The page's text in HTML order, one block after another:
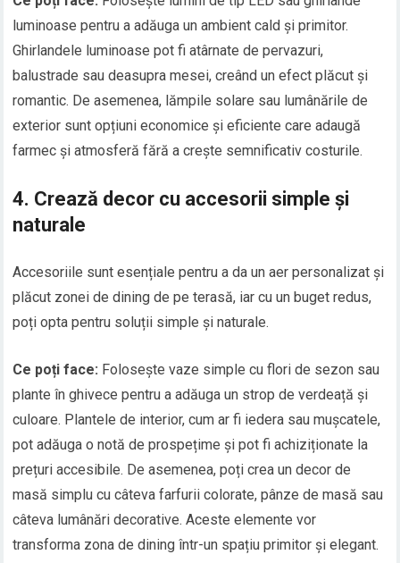
luminoase pentru a adăuga un ambient cald și primitor.
Ghirlandele luminoase pot fi atârnate de pervazuri,
balustrade sau deasupra mesei, creând un efect plăcut și
romantic. De asemenea, lămpile solare sau lumânările de
exterior sunt opțiuni economice și eficiente care adaugă
farmec și atmosferă fără a crește semnificativ costurile.
4. Crează decor cu accesorii simple și
naturale
Accesoriile sunt esențiale pentru a da un aer personalizat și
plăcut zonei de dining de pe terasă, iar cu un buget redus,
poți opta pentru soluții simple și naturale.
Ce poți face: Folosește vaze simple cu flori de sezon sau
plante în ghivece pentru a adăuga un strop de verdeață și
culoare. Plantele de interior, cum ar fi iedera sau mușcatele,
pot adăuga o notă de prospețime și pot fi achiziționate la
prețuri accesibile. De asemenea, poți crea un decor de
masă simplu cu câteva farfurii colorate, pânze de masă sau
câteva lumânări decorative. Aceste elemente vor
transforma zona de dining într-un spațiu primitor și elegant.